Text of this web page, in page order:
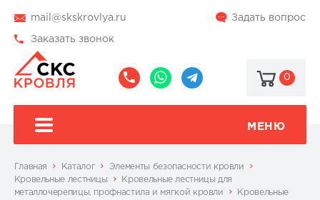
mail@skskrovlya.ru Задать вопрос
Заказать звонок
0
МЕНЮ
Главная Каталог
Элементы безопасности кровли
Кровельные лестницы
Кровельные лестницы для
металлочерепицы, профнастила и мягкой кровли
Кровельные